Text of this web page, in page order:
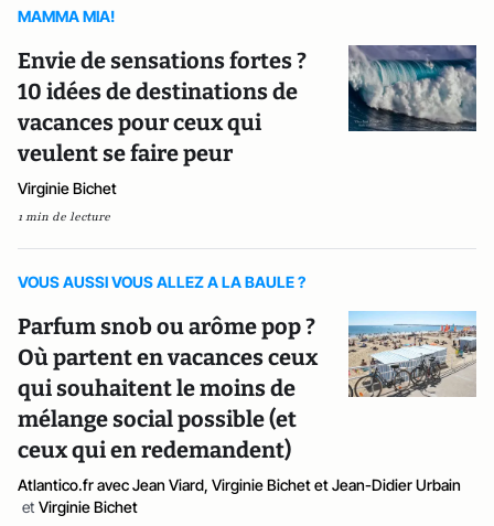
MAMMA MIA!
Envie de sensations fortes ?
10 idées de destinations de
vacances pour ceux qui
veulent se faire peur
Virginie Bichet
1 min de lecture
VOUS AUSSI VOUS ALLEZ A LA BAULE ?
Parfum snob ou arôme pop ?
Où partent en vacances ceux
qui souhaitent le moins de
mélange social possible (et
ceux qui en redemandent)
Atlantico.fr avec Jean Viard, Virginie Bichet et Jean-Didier Urbain
et Virginie Bichet